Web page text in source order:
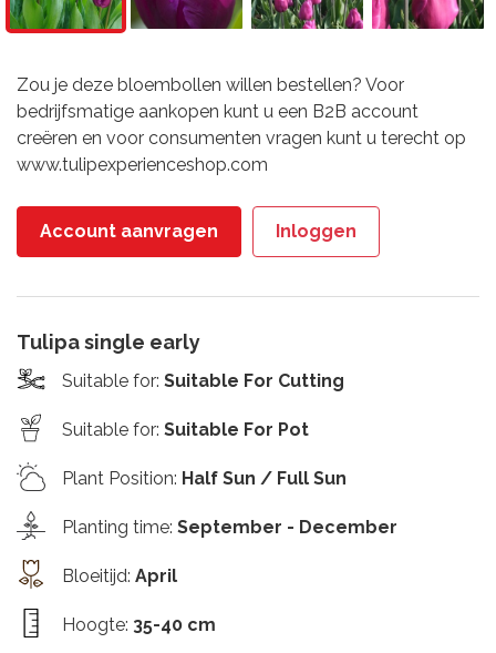
Zou je deze bloembollen willen bestellen? Voor
bedrijfsmatige aankopen kunt u een B2B account
creëren en voor consumenten vragen kunt u terecht op
www.tulipexperienceshop.com
Account aanvragen Inloggen
Tulipa single early
Suitable for: Suitable For Cutting
Suitable for: Suitable For Pot
Plant Position: Half Sun / Full Sun
Planting time: September - December
Bloeitijd: April
Hoogte: 35-40 cm